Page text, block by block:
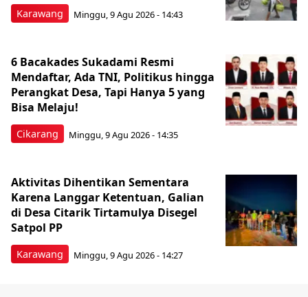
Karawang Minggu, 9 Agu 2026 - 14:43
Cikarang
6 Bacakades Sukadami Resmi
Mendaftar, Ada TNI, Politikus hingga
Perangkat Desa, Tapi Hanya 5 yang
Bisa Melaju!
Minggu, 9 Agu 2026 - 14:35
Karawang
Aktivitas Dihentikan Sementara
Karena Langgar Ketentuan, Galian
di Desa Citarik Tirtamulya Disegel
Satpol PP
Minggu, 9 Agu 2026 - 14:27